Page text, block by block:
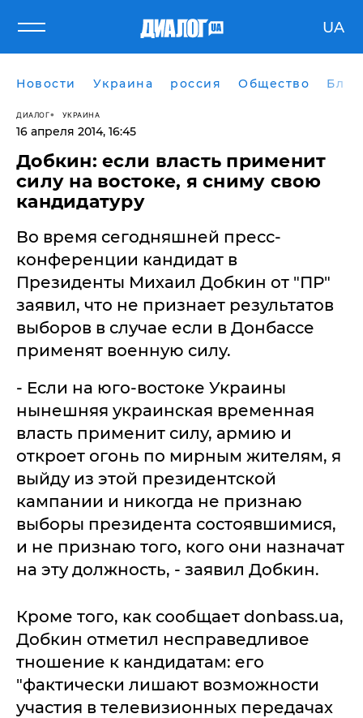
UA
Новости Украина россия Общество
ДИАЛОГ УКРАИНА
16 апреля 2014, 16:45
Добкин: если власть применит
силу на востоке, я сниму свою
кандидатуру
Во время сегодняшней пресс-
конференции кандидат в
Президенты Михаил Добкин от "ПР"
заявил, что не признает результатов
выборов в случае если в Донбассе
применят военную силу.
- Если на юго-востоке Украины
нынешняя украинская временная
власть применит силу, армию и
откроет огонь по мирным жителям, я
выйду из этой президентской
кампании и никогда не признаю
выборы президента состоявшимися,
и не признаю того, кого они назначат
на эту должность, - заявил Добкин.
Кроме того, как сообщает donbass.ua,
Добкин отметил несправедливое
тношение к кандидатам: его
"фактически лишают возможности
участия в телевизионных передачах